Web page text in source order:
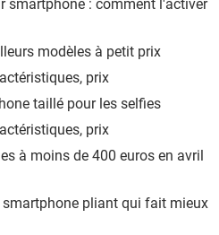
smartphone : comment l'activer
modèles à petit prix
prix
taillé pour les selfies
prix
à moins de 400 euros en avril
smartphone pliant qui fait mieux